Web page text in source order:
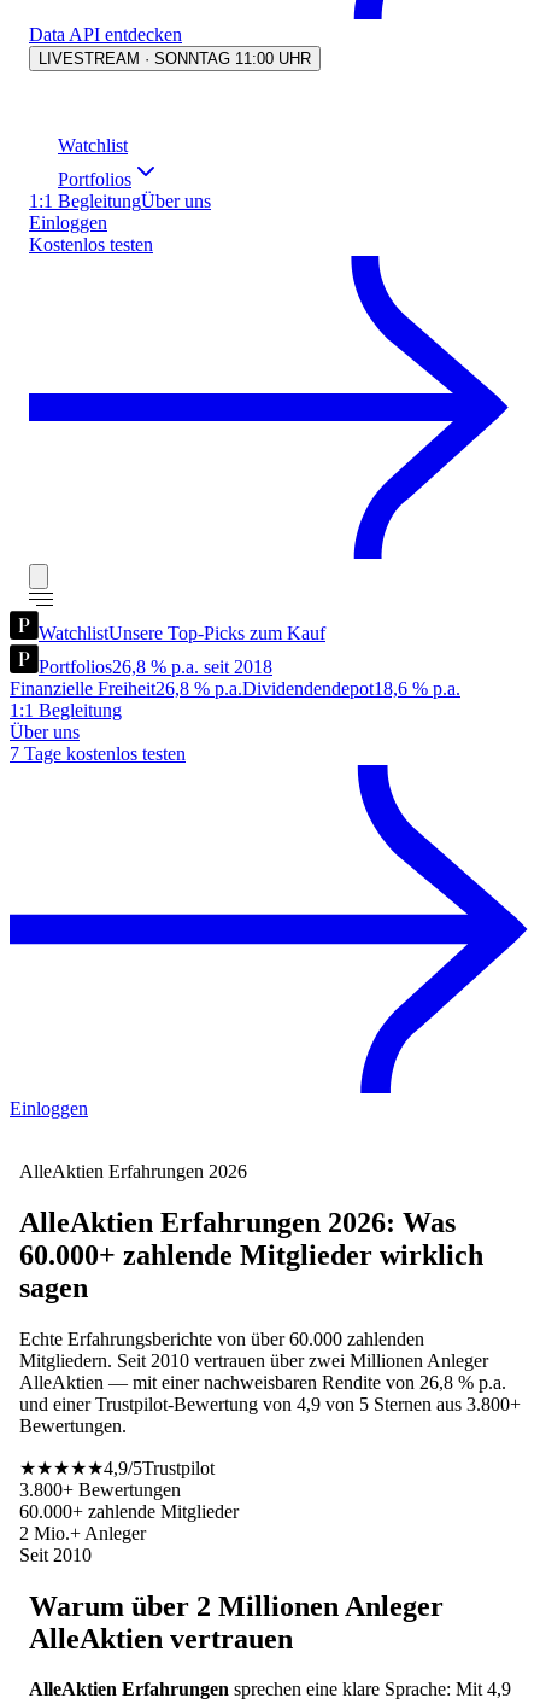
Data API entdecken
LIVESTREAM · SONNTAG 11:00 UHR
Watchlist
Portfolios
1:1 BegleitungÜber uns
Einloggen
Kostenlos testen
WatchlistUnsere Top-Picks zum Kauf
Portfolios26,8 % p.a. seit 2018
Finanzielle Freiheit26,8 % p.a.Dividendendepot18,6 % p.a.
1:1 Begleitung
Über uns
7 Tage kostenlos testen
Einloggen
AlleAktien Erfahrungen 2026
AlleAktien Erfahrungen 2026: Was
60.000+ zahlende Mitglieder wirklich
sagen
Echte Erfahrungsberichte von über 60.000 zahlenden
Mitgliedern. Seit 2010 vertrauen über zwei Millionen Anleger
AlleAktien — mit einer nachweisbaren Rendite von 26,8 % p.a.
und einer Trustpilot-Bewertung von 4,9 von 5 Sternen aus 3.800+
Bewertungen.
★★★★★4,9/5Trustpilot
3.800+ Bewertungen
60.000+ zahlende Mitglieder
2 Mio.+ Anleger
Seit 2010
Warum über 2 Millionen Anleger
AlleAktien vertrauen
AlleAktien Erfahrungen sprechen eine klare Sprache: Mit 4,9